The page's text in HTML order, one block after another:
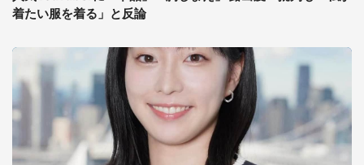
着たい服を着る」と反論